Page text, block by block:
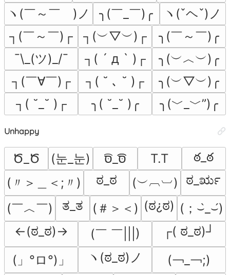
ヽ(￣～￣　)ノ
╮(￣_￣)╭
ヽ(ˇヘˇ)ノ
┐(￣～￣)┌
┐(︶▽︶)┌
╮(￣～￣)╭
¯\_(ツ)_/¯
┐( ´ д ` )┌
╮(︶︿︶)╭
┐(￣∀￣)┌
┐( ˘ ､ ˘ )┌
╮(︶▽︶)╭
┐( ˘_˘ )┌
╮( ˘_˘ )╭ ╮(﹀_﹀”)╭
Unhappy
Ծ_Ծ (눈_눈) סּ͡͡_סּ͡ T.T
ఠ_ఠ
(〃＞＿＜;〃)
ಠ_ಠ (︶︹︺)
ಠ_ರೃ
(￣︿￣)
ತ_ತ (＃＞＜) (ಠ¿ಠ) (；⌣̀_⌣́)
←(ಠ_ಠ)→
(￣ ￣|||)
┌( ಠ_ಠ)┘
(」°ロ°)」
ヽ(ಠ_ಠ)ノ
(￢_￢;)